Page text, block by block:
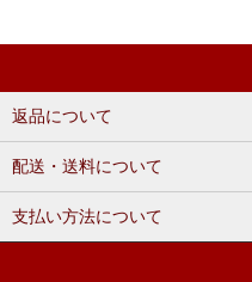
返品について
配送・送料について
支払い方法について